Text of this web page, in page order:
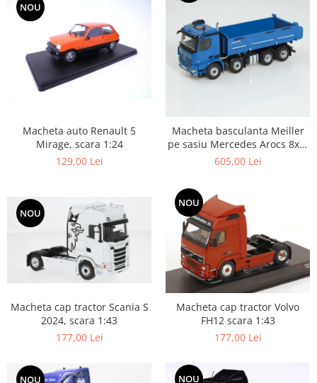
NOU
Macheta auto Renault 5
Mirage, scara 1:24
129,00 Lei
Macheta basculanta Meiller
pe sasiu Mercedes Arocs 8x4,
scara 1:50
605,00 Lei
NOU
Macheta cap tractor Scania S
2024, scara 1:43
177,00 Lei
NOU
Macheta cap tractor Volvo
FH12 scara 1:43
177,00 Lei
NOU NOU